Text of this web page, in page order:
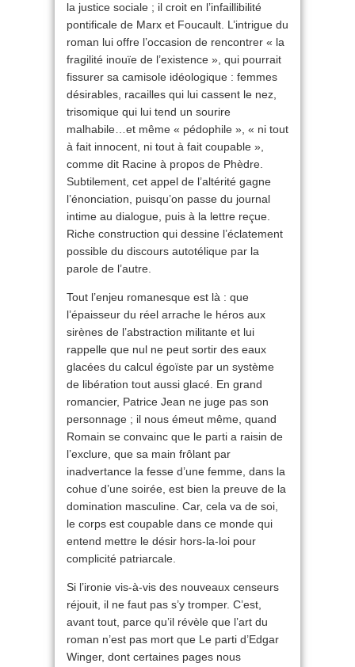
la justice sociale ; il croit en l’infaillibilité
pontificale de Marx et Foucault. L’intrigue du
roman lui offre l’occasion de rencontrer « la
fragilité inouïe de l’existence », qui pourrait
fissurer sa camisole idéologique : femmes
désirables, racailles qui lui cassent le nez,
trisomique qui lui tend un sourire
malhabile…et même « pédophile », « ni tout
à fait innocent, ni tout à fait coupable »,
comme dit Racine à propos de Phèdre.
Subtilement, cet appel de l’altérité gagne
l’énonciation, puisqu’on passe du journal
intime au dialogue, puis à la lettre reçue.
Riche construction qui dessine l’éclatement
possible du discours autotélique par la
parole de l’autre.
Tout l’enjeu romanesque est là : que
l’épaisseur du réel arrache le héros aux
sirènes de l’abstraction militante et lui
rappelle que nul ne peut sortir des eaux
glacées du calcul égoïste par un système
de libération tout aussi glacé. En grand
romancier, Patrice Jean ne juge pas son
personnage ; il nous émeut même, quand
Romain se convainc que le parti a raisin de
l’exclure, que sa main frôlant par
inadvertance la fesse d’une femme, dans la
cohue d’une soirée, est bien la preuve de la
domination masculine. Car, cela va de soi,
le corps est coupable dans ce monde qui
entend mettre le désir hors-la-loi pour
complicité patriarcale.
Si l’ironie vis-à-vis des nouveaux censeurs
réjouit, il ne faut pas s’y tromper. C’est,
avant tout, parce qu’il révèle que l’art du
roman n’est pas mort que Le parti d’Edgar
Winger, dont certaines pages nous